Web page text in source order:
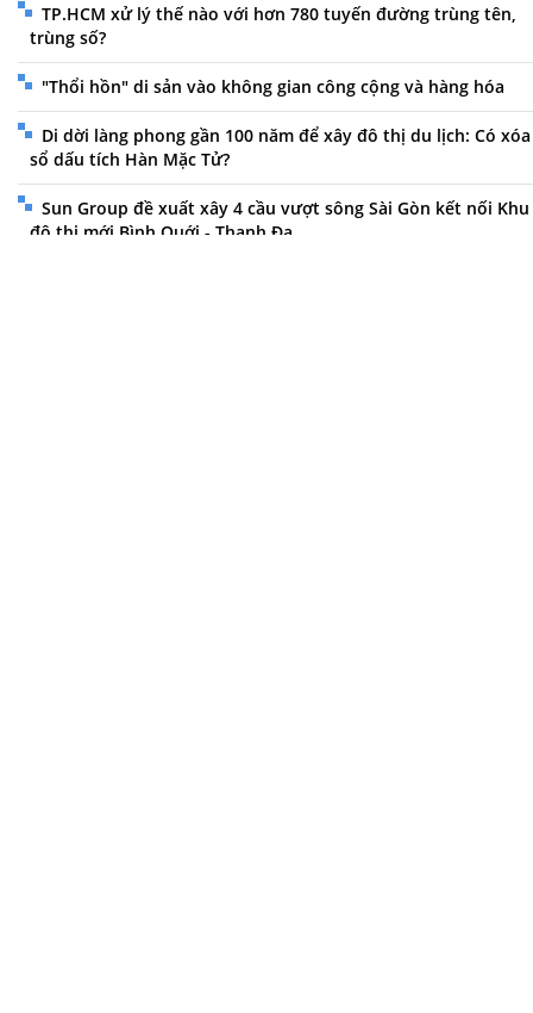
TP.HCM xử lý thế nào với hơn 780 tuyến đường trùng tên,
trùng số?
"Thổi hồn" di sản vào không gian công cộng và hàng hóa
Di dời làng phong gần 100 năm để xây đô thị du lịch: Có xóa
sổ dấu tích Hàn Mặc Tử?
Sun Group đề xuất xây 4 cầu vượt sông Sài Gòn kết nối Khu
đô thị mới Bình Quới - Thanh Đa